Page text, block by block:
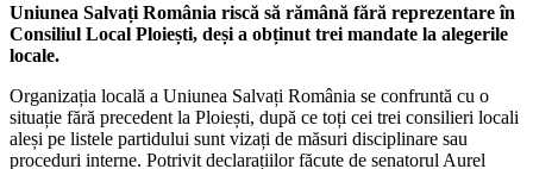
Uniunea Salvați România riscă să rămână fără reprezentare în
Consiliul Local Ploiești, deși a obținut trei mandate la alegerile
locale.
Organizația locală a Uniunea Salvați România se confruntă cu o
situație fără precedent la Ploiești, după ce toți cei trei consilieri locali
aleși pe listele partidului sunt vizați de măsuri disciplinare sau
proceduri interne. Potrivit declarațiilor făcute de senatorul Aurel